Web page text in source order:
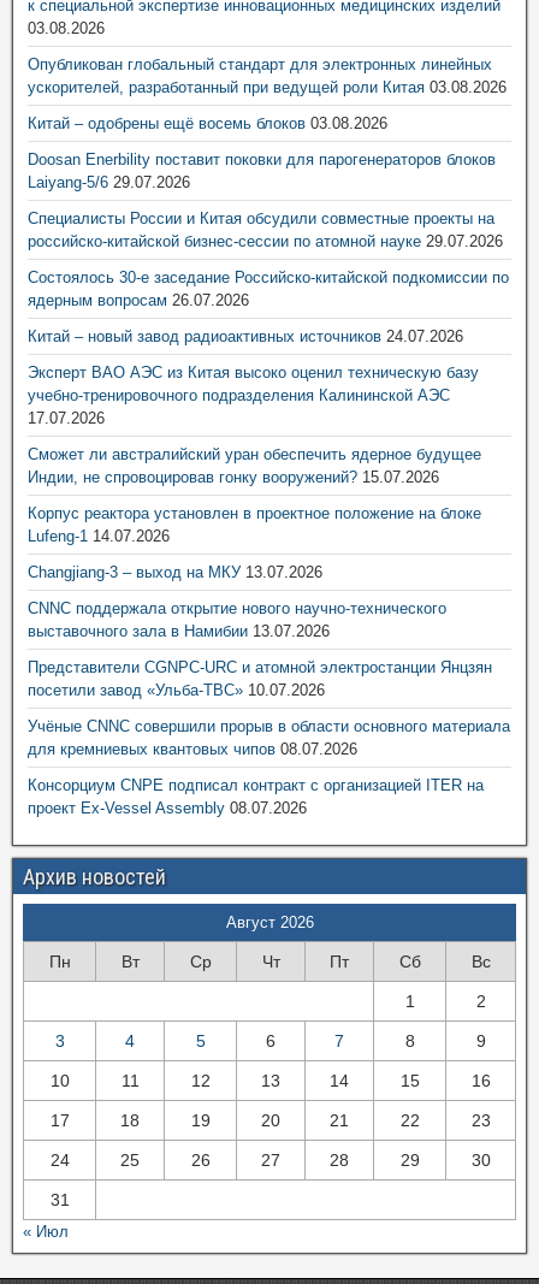
к специальной экспертизе инновационных медицинских изделий
03.08.2026
Опубликован глобальный стандарт для электронных линейных
ускорителей, разработанный при ведущей роли Китая 03.08.2026
Китай – одобрены ещё восемь блоков 03.08.2026
Doosan Enerbility поставит поковки для парогенераторов блоков
Laiyang-5/6 29.07.2026
Специалисты России и Китая обсудили совместные проекты на
российско-китайской бизнес-сессии по атомной науке 29.07.2026
Состоялось 30-е заседание Российско-китайской подкомиссии по
ядерным вопросам 26.07.2026
Китай – новый завод радиоактивных источников 24.07.2026
Эксперт ВАО АЭС из Китая высоко оценил техническую базу
учебно-тренировочного подразделения Калининской АЭС
17.07.2026
Сможет ли австралийский уран обеспечить ядерное будущее
Индии, не спровоцировав гонку вооружений? 15.07.2026
Корпус реактора установлен в проектное положение на блоке
Lufeng-1 14.07.2026
Changjiang-3 – выход на МКУ 13.07.2026
CNNC поддержала открытие нового научно-технического
выставочного зала в Намибии 13.07.2026
Представители CGNPC-URC и атомной электростанции Янцзян
посетили завод «Ульба-ТВС» 10.07.2026
Учёные CNNC совершили прорыв в области основного материала
для кремниевых квантовых чипов 08.07.2026
Консорциум CNPE подписал контракт с организацией ITER на
проект Ex-Vessel Assembly 08.07.2026
Архив новостей
Август 2026
Пн Вт Ср Чт Пт Сб Вс
1 2
3 4 5 6 7 8 9
10 11 12 13 14 15 16
17 18 19 20 21 22 23
24 25 26 27 28 29 30
31
« Июл